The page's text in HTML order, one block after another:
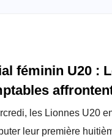
féminin U20 :
les Lionnes U20
leur première